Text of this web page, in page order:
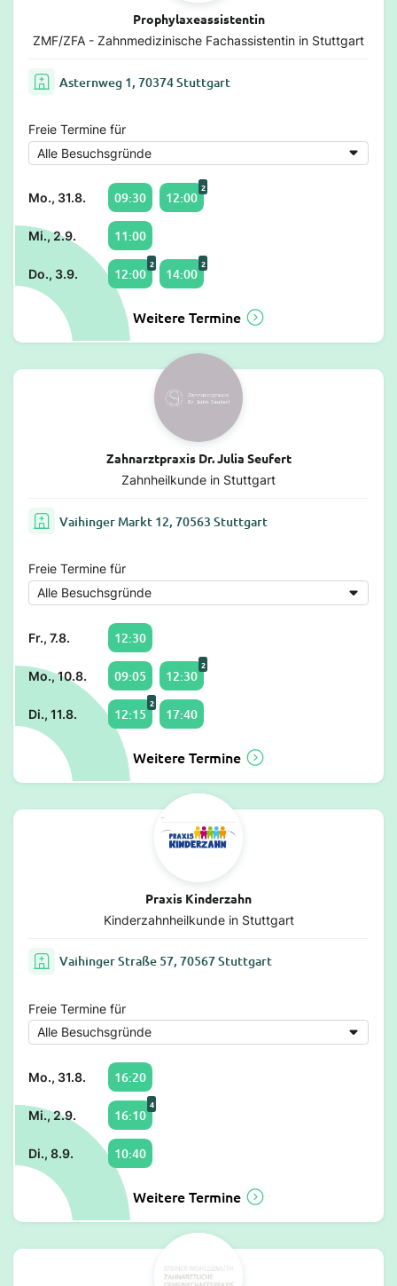
Prophylaxeassistentin
ZMF/ZFA - Zahnmedizinische Fachassistentin in Stuttgart
Asternweg 1, 70374 Stuttgart
Freie Termine für
Mo., 31.8. 09:30 12:00
2
Mi., 2.9. 11:00
Do., 3.9. 12:00
2
14:00
2
Weitere Termine
Zahnarztpraxis Dr. Julia Seufert
Zahnheilkunde in Stuttgart
Vaihinger Markt 12, 70563 Stuttgart
Freie Termine für
Fr., 7.8. 12:30
Mo., 10.8. 09:05 12:30
2
Di., 11.8. 12:15
2
17:40
Weitere Termine
Praxis Kinderzahn
Kinderzahnheilkunde in Stuttgart
Vaihinger Straße 57, 70567 Stuttgart
Freie Termine für
Mo., 31.8. 16:20
Mi., 2.9. 16:10
4
Di., 8.9. 10:40
Weitere Termine